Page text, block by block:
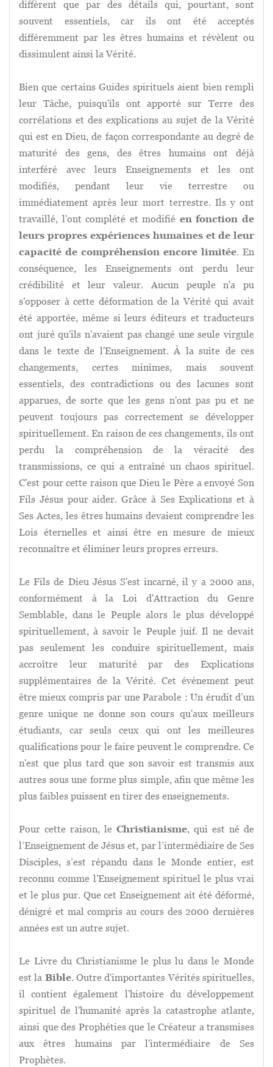
diffèrent que par des détails qui, pourtant, sont
souvent essentiels, car ils ont été acceptés
différemment par les êtres humains et révèlent ou
dissimulent ainsi la Vérité.
Bien que certains Guides spirituels aient bien rempli
leur Tâche, puisqu'ils ont apporté sur Terre des
corrélations et des explications au sujet de la Vérité
qui est en Dieu, de façon correspondante au degré de
maturité des gens, des êtres humains ont déjà
interféré avec leurs Enseignements et les ont
modifiés, pendant leur vie terrestre ou
immédiatement après leur mort terrestre. Ils y ont
travaillé, l'ont complété et modifié en fonction de
leurs propres expériences humaines et de leur
capacité de compréhension encore limitée. En
conséquence, les Enseignements ont perdu leur
crédibilité et leur valeur. Aucun peuple n'a pu
s'opposer à cette déformation de la Vérité qui avait
été apportée, même si leurs éditeurs et traducteurs
ont juré qu'ils n'avaient pas changé une seule virgule
dans le texte de l'Enseignement. À la suite de ces
changements, certes minimes, mais souvent
essentiels, des contradictions ou des lacunes sont
apparues, de sorte que les gens n'ont pas pu et ne
peuvent toujours pas correctement se développer
spirituellement. En raison de ces changements, ils ont
perdu la compréhension de la véracité des
transmissions, ce qui a entraîné un chaos spirituel.
C'est pour cette raison que Dieu le Père a envoyé Son
Fils Jésus pour aider. Grâce à Ses Explications et à
Ses Actes, les êtres humains devaient comprendre les
Lois éternelles et ainsi être en mesure de mieux
reconnaître et éliminer leurs propres erreurs.
Le Fils de Dieu Jésus S'est incarné, il y a 2000 ans,
conformément à la Loi d'Attraction du Genre
Semblable, dans le Peuple alors le plus développé
spirituellement, à savoir le Peuple juif. Il ne devait
pas seulement les conduire spirituellement, mais
accroître leur maturité par des Explications
supplémentaires de la Vérité. Cet événement peut
être mieux compris par une Parabole : Un érudit d’un
genre unique ne donne son cours qu'aux meilleurs
étudiants, car seuls ceux qui ont les meilleures
qualifications pour le faire peuvent le comprendre. Ce
n'est que plus tard que son savoir est transmis aux
autres sous une forme plus simple, afin que même les
plus faibles puissent en tirer des enseignements.
Pour cette raison, le Christianisme, qui est né de
l’Enseignement de Jésus et, par l’intermédiaire de Ses
Disciples, s’est répandu dans le Monde entier, est
reconnu comme l'Enseignement spirituel le plus vrai
et le plus pur. Que cet Enseignement ait été déformé,
dénigré et mal compris au cours des 2000 dernières
années est un autre sujet.
Le Livre du Christianisme le plus lu dans le Monde
est la Bible. Outre d'importantes Vérités spirituelles,
il contient également l'histoire du développement
spirituel de l'humanité après la catastrophe atlante,
ainsi que des Prophéties que le Créateur a transmises
aux êtres humains par l'intermédiaire de Ses
Prophètes.